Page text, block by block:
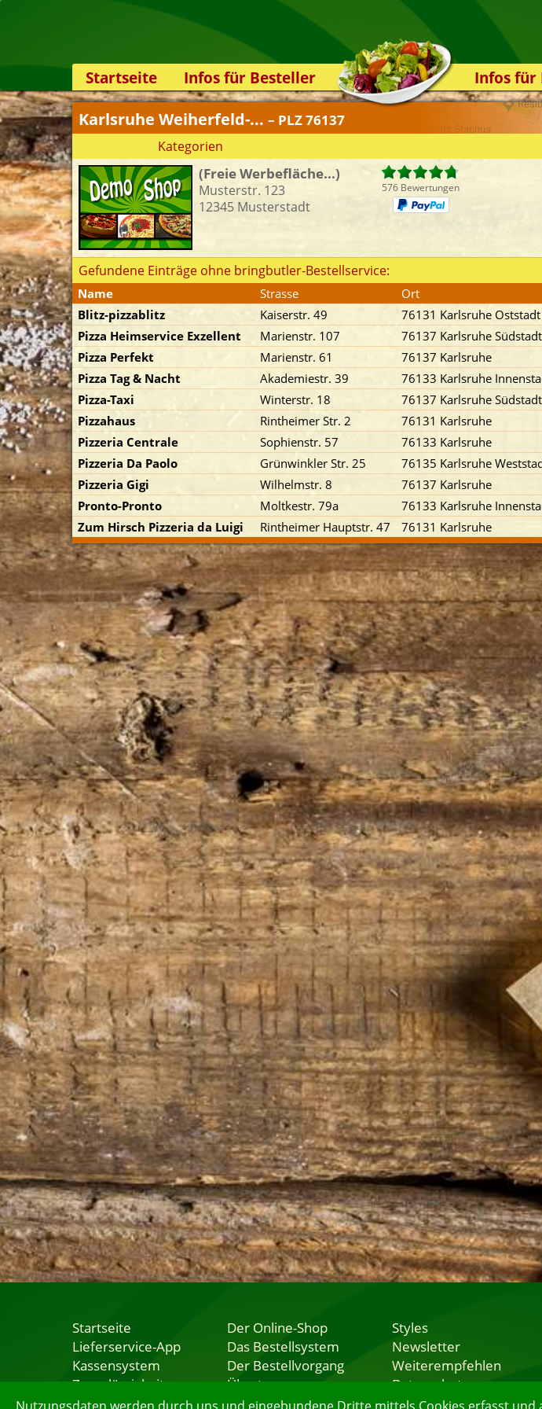
Startseite
Infos für Besteller
Lieferservice-App
Weiterempfehlen
Newsletter
Sicherheit
Kontakt
Infos für
Kontakt
zuerst)
Karlsruhe Weiherfeld-... – PLZ 76137
Kategorien
(Freie Werbefläche...)
Musterstr. 123
12345 Musterstadt
576 Bewertungen
Gefundene Einträge ohne bringbutler-Bestellservice:
Name Strasse Ort
Blitz-pizzablitz
Kaiserstr. 49 76131 Karlsruhe
Pizza Heimservice Exzellent
Marienstr. 107 76137 Karlsruhe Südstadt
Pizza Perfekt
Marienstr. 61 76137 Karlsruhe
Pizza Tag & Nacht
Akademiestr. 39 76133 Karlsruhe
Pizza-Taxi
Winterstr. 18 76137 Karlsruhe Südstadt
Pizzahaus
Rintheimer Str. 2 76131 Karlsruhe
Pizzeria Centrale
Sophienstr. 57 76133 Karlsruhe
Pizzeria Da Paolo
Grünwinkler Str. 25 76135 Karlsruhe
Pizzeria Gigi
Wilhelmstr. 8 76137 Karlsruhe
Pronto-Pronto
Moltkestr. 79a 76133 Karlsruhe
Zum Hirsch Pizzeria da Luigi
Rintheimer Hauptstr. 47 76131 Karlsruhe
Startseite
Lieferservice-App
Kassensystem
Zuverlässigkeit
Sicherheit
Der Online-Shop
Das Bestellsystem
Der Bestellvorgang
Übertragung
Testshop
Styles
Newsletter
Weiterempfehlen
Datenschutz
Nutzungsbedingungen